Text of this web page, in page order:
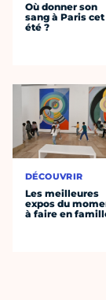
Où donner son
sang à Paris cet
été ?
DÉCOUVRIR
Les meilleures
expos du
à faire en